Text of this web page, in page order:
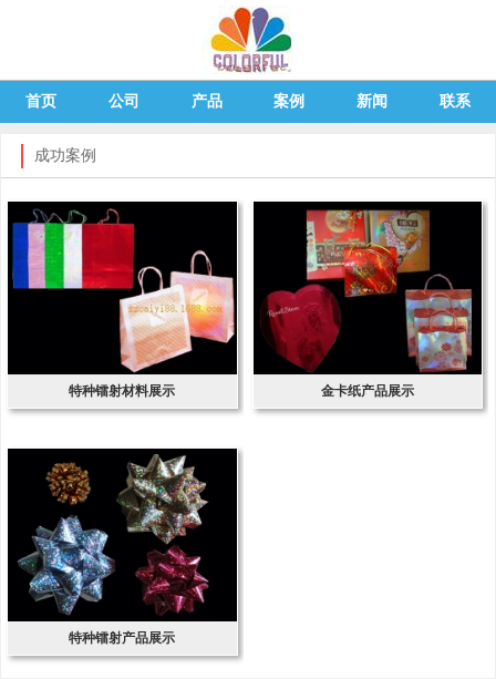
首页 公司 产品 案例 新闻 联系
成功案例
特种镭射材料展示 金卡纸产品展示
特种镭射产品展示